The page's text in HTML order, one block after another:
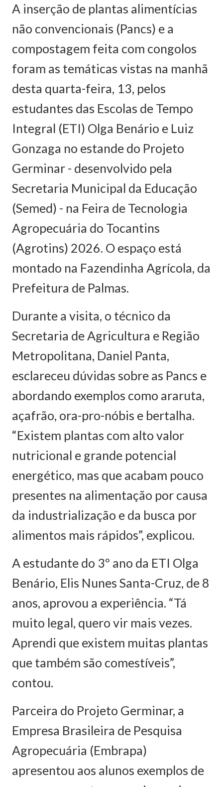
A inserção de plantas alimentícias
não convencionais (Pancs) e a
compostagem feita com congolos
foram as temáticas vistas na manhã
desta quarta-feira, 13, pelos
estudantes das Escolas de Tempo
Integral (ETI) Olga Benário e Luiz
Gonzaga no estande do Projeto
Germinar - desenvolvido pela
Secretaria Municipal da Educação
(Semed) - na Feira de Tecnologia
Agropecuária do Tocantins
(Agrotins) 2026. O espaço está
montado na Fazendinha Agrícola, da
Prefeitura de Palmas.
Durante a visita, o técnico da
Secretaria de Agricultura e Região
Metropolitana, Daniel Panta,
esclareceu dúvidas sobre as Pancs e
abordando exemplos como araruta,
açafrão, ora-pro-nóbis e bertalha.
“Existem plantas com alto valor
nutricional e grande potencial
energético, mas que acabam pouco
presentes na alimentação por causa
da industrialização e da busca por
alimentos mais rápidos”, explicou.
A estudante do 3º ano da ETI Olga
Benário, Elis Nunes Santa-Cruz, de 8
anos, aprovou a experiência. “Tá
muito legal, quero vir mais vezes.
Aprendi que existem muitas plantas
que também são comestíveis”,
contou.
Parceira do Projeto Germinar, a
Empresa Brasileira de Pesquisa
Agropecuária (Embrapa)
apresentou aos alunos exemplos de